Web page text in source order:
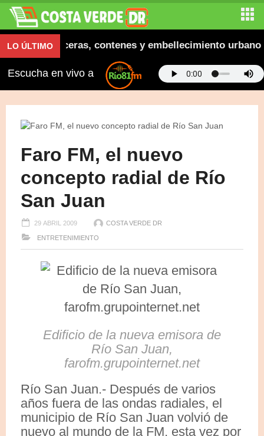
LO ÚLTIMOaceras, contenes y embellecimiento urbano en
Escucha en vivo a
Faro FM, el nuevo
concepto radial de Río
San Juan
29 ABRIL 2009 COSTA VERDE DR
ENTRETENIMIENTO
Edificio de la nueva emisora de
Río San Juan,
farofm.grupointernet.net
Río San Juan.- Después de varios
años fuera de las ondas radiales, el
municipio de Río San Juan volvió de
nuevo al mundo de la FM, esta vez por